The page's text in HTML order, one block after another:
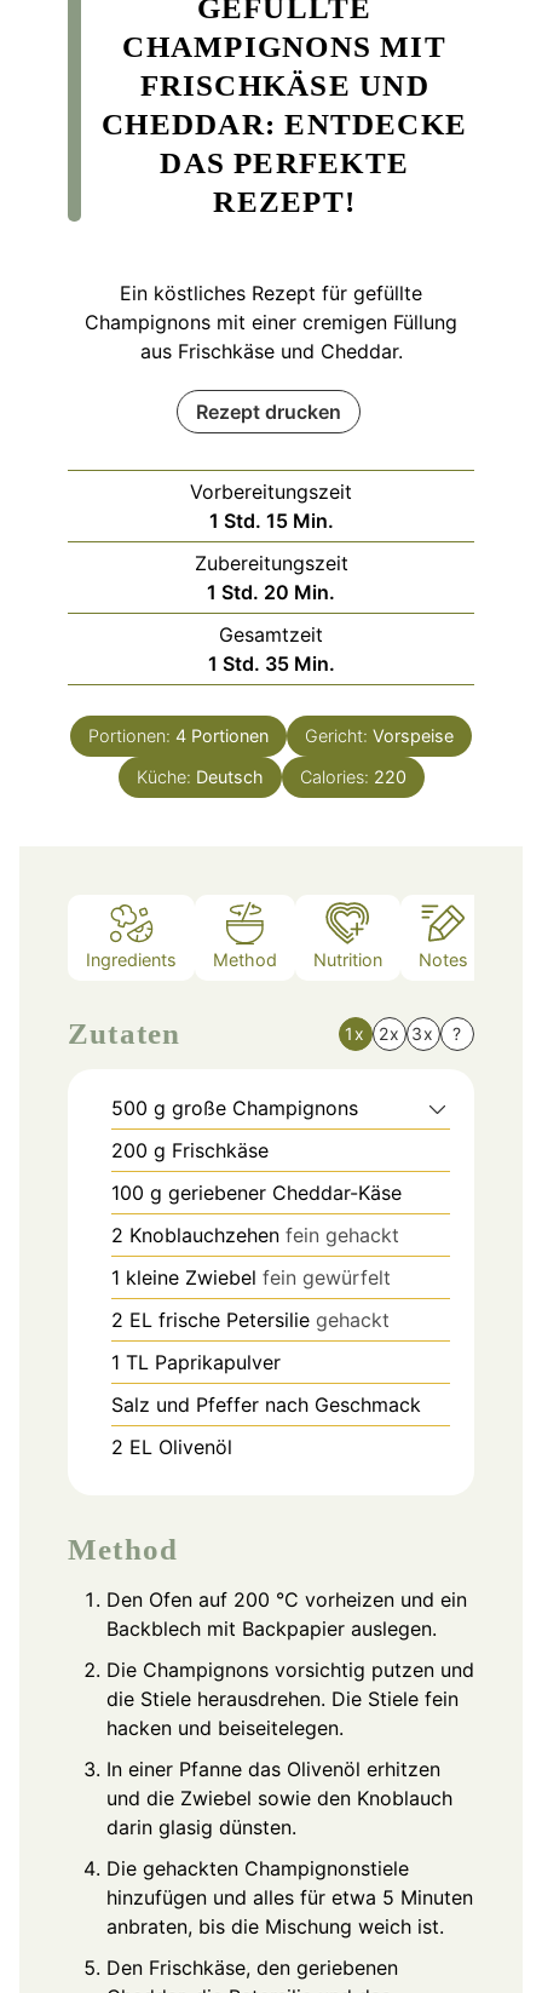
GEFÜLLTE
CHAMPIGNONS MIT
FRISCHKÄSE UND
CHEDDAR: ENTDECKE
DAS PERFEKTE
REZEPT!
Ein köstliches Rezept für gefüllte
Champignons mit einer cremigen Füllung
aus Frischkäse und Cheddar.
Rezept drucken
Vorbereitungszeit
1 Stunde
Std. 15Minuten
Min.
Zubereitungszeit
1 Stunde
Std. 20 Minuten
Min.
Gesamtzeit
1 Stunde
Std. 35Minuten
Min.
Portionen: 4 Portionen Gericht: Vorspeise
Küche: Deutsch Calories: 220
Ingredients Method Nutrition Notes
Zutaten 1x 2x 3x ?
500 g große Champignons
200 g Frischkäse
100 g geriebener Cheddar-Käse
2 Knoblauchzehen fein gehackt
1 kleine Zwiebel fein gewürfelt
2 EL frische Petersilie gehackt
1 TL Paprikapulver
Salz und Pfeffer nach Geschmack
2 EL Olivenöl
Method
Den Ofen auf 200 °C vorheizen und ein
Backblech mit Backpapier auslegen.
Die Champignons vorsichtig putzen und
die Stiele herausdrehen. Die Stiele fein
hacken und beiseitelegen.
In einer Pfanne das Olivenöl erhitzen
und die Zwiebel sowie den Knoblauch
darin glasig dünsten.
Die gehackten Champignonstiele
hinzufügen und alles für etwa 5 Minuten
anbraten, bis die Mischung weich ist.
Den Frischkäse, den geriebenen